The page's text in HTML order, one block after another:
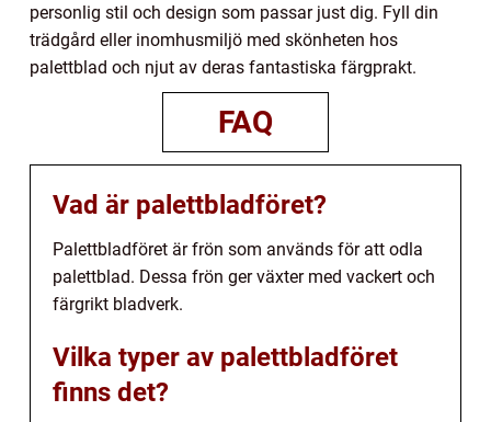
personlig stil och design som passar just dig. Fyll din
trädgård eller inomhusmiljö med skönheten hos
palettblad och njut av deras fantastiska färgprakt.
FAQ
Vad är palettbladföret?
Palettbladföret är frön som används för att odla
palettblad. Dessa frön ger växter med vackert och
färgrikt bladverk.
Vilka typer av palettbladföret
finns det?